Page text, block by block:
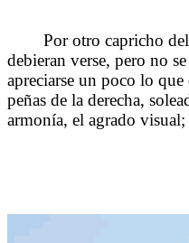
Por otro capricho del
debieran verse, pero no
apreciarse un poco lo
peñas de la derecha,
armonía, el agrado